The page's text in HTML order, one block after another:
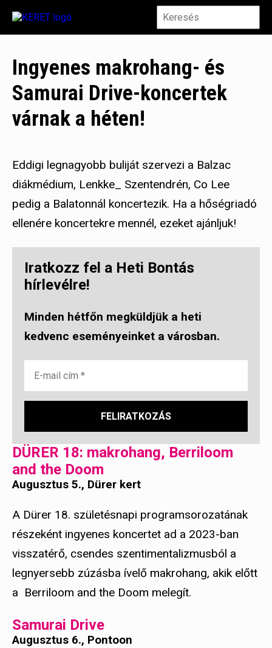
Ingyenes makrohang- és
Samurai Drive-koncertek
várnak a héten!
Eddigi legnagyobb buliját szervezi a Balzac
diákmédium, Lenkke_ Szentendrén, Co Lee
pedig a Balatonnál koncertezik. Ha a hőségriadó
ellenére koncertekre mennél, ezeket ajánljuk!
Iratkozz fel a Heti Bontás
hírlevélre!
Minden hétfőn megküldjük a heti
kedvenc eseményeinket a városban.
DÜRER 18: makrohang, Berriloom
and the Doom
Augusztus 5., Dürer kert
A Dürer 18. születésnapi programsorozatának
részeként ingyenes koncertet ad a 2023-ban
visszatérő, csendes szentimentalizmusból a
legnyersebb zúzásba ívelő makrohang, akik előtt
a Berriloom and the Doom melegít.
Samurai Drive
Augusztus 6., Pontoon